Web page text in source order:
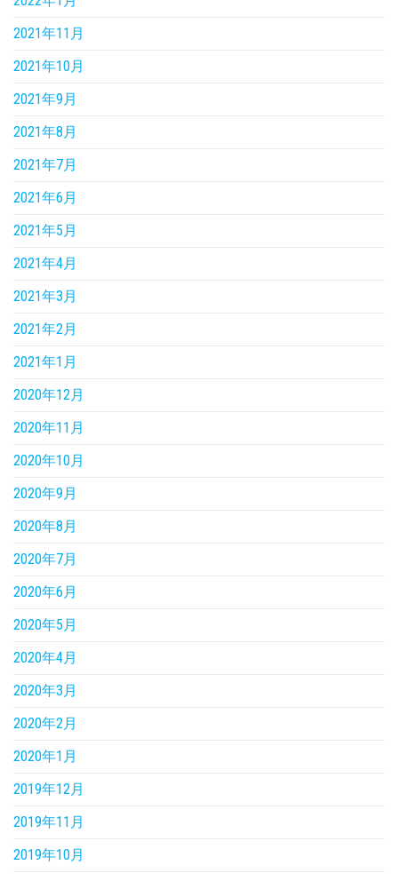
2021年11月
2021年10月
2021年9月
2021年8月
2021年7月
2021年6月
2021年5月
2021年4月
2021年3月
2021年2月
2021年1月
2020年12月
2020年11月
2020年10月
2020年9月
2020年8月
2020年7月
2020年6月
2020年5月
2020年4月
2020年3月
2020年2月
2020年1月
2019年12月
2019年11月
2019年10月